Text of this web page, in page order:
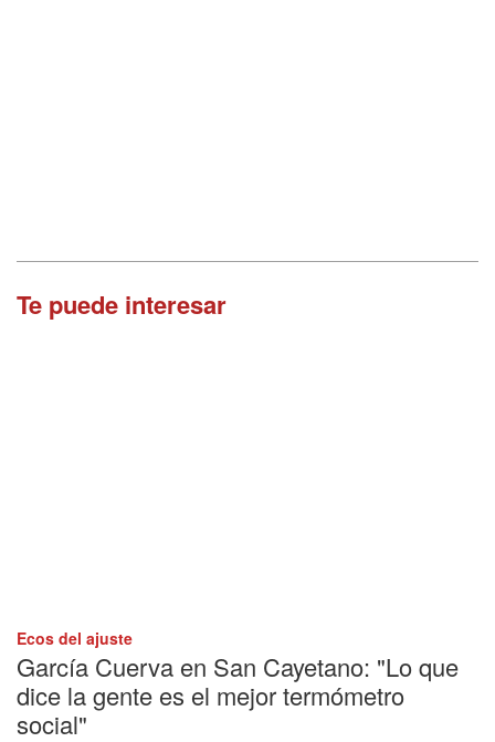
Te puede interesar
Ecos del ajuste
García Cuerva en San Cayetano: "Lo que
dice la gente es el mejor termómetro
social"